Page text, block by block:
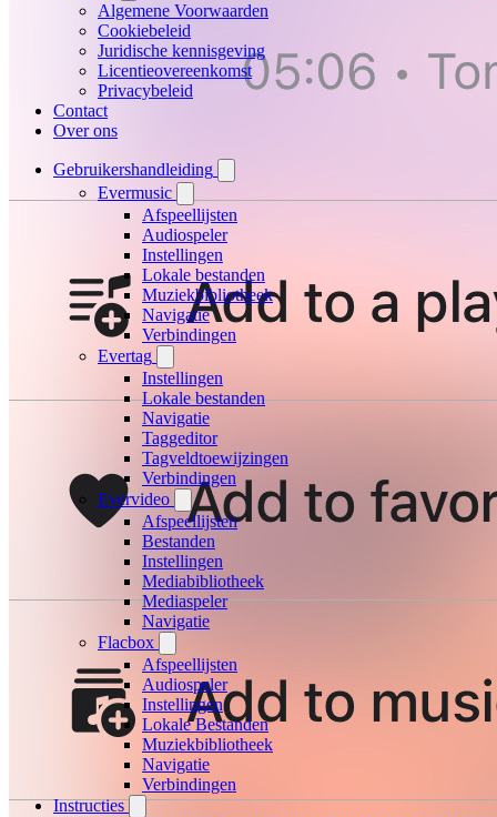
Algemene Voorwaarden
Cookiebeleid
Juridische kennisgeving
Licentieovereenkomst
Privacybeleid
Contact
Over ons
Gebruikershandleiding
Evermusic
Afspeellijsten
Audiospeler
Instellingen
Lokale bestanden
Muziekbibliotheek
Navigatie
Verbindingen
Evertag
Instellingen
Lokale bestanden
Navigatie
Taggeditor
Tagveldtoewijzingen
Verbindingen
Evervideo
Afspeellijsten
Bestanden
Instellingen
Mediabibliotheek
Mediaspeler
Navigatie
Flacbox
Afspeellijsten
Audiospeler
Instellingen
Lokale Bestanden
Muziekbibliotheek
Navigatie
Verbindingen
Instructies